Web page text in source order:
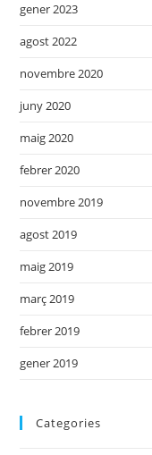
gener 2023
agost 2022
novembre 2020
juny 2020
maig 2020
febrer 2020
novembre 2019
agost 2019
maig 2019
març 2019
febrer 2019
gener 2019
Categories